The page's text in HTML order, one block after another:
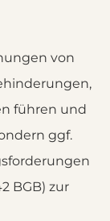
von
führen und
ggf.
BGB) zur